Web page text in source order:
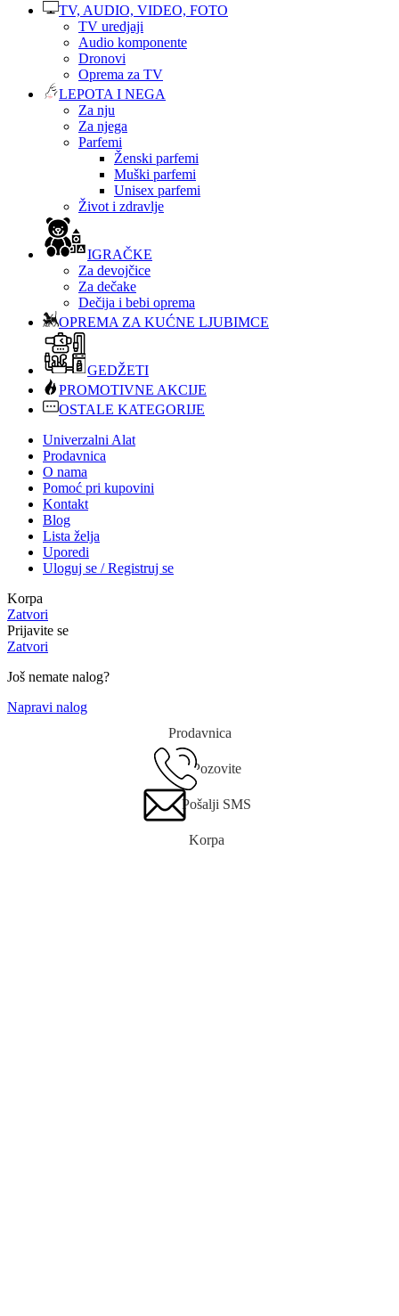
TV, AUDIO, VIDEO, FOTO
TV uredjaji
Audio komponente
Dronovi
Oprema za TV
LEPOTA I NEGA
Za nju
Za njega
Parfemi
Ženski parfemi
Muški parfemi
Unisex parfemi
Život i zdravlje
IGRAČKE
Za devojčice
Za dečake
Dečija i bebi oprema
OPREMA ZA KUĆNE LJUBIMCE
GEDŽETI
PROMOTIVNE AKCIJE
OSTALE KATEGORIJE
Univerzalni Alat
Prodavnica
O nama
Pomoć pri kupovini
Kontakt
Blog
Lista želja
Uporedi
Uloguj se / Registruj se
Korpa
Zatvori
Prijavite se
Zatvori
Još nemate nalog?
Napravi nalog
Prodavnica
Pozovite
Pošalji SMS
Korpa